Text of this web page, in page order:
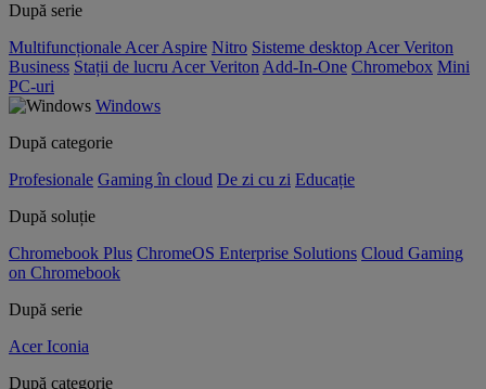
După serie
Multifuncționale Acer Aspire Nitro Sisteme desktop Acer Veriton
Business Stații de lucru Acer Veriton Add-In-One Chromebox Mini
PC-uri
Windows
După categorie
Profesionale Gaming în cloud De zi cu zi Educație
După soluție
Chromebook Plus ChromeOS Enterprise Solutions Cloud Gaming
on Chromebook
După serie
Acer Iconia
După categorie